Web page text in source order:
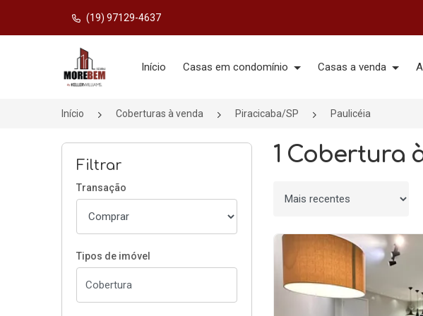
(19) 97129-4637
Página inicial
Início Casas em condomínio Casas a venda
Início Coberturas à venda Piracicaba/SP Paulicéia
Filtrar
Transação
Tipos de imóvel
1 Cobertura
Ordenar por